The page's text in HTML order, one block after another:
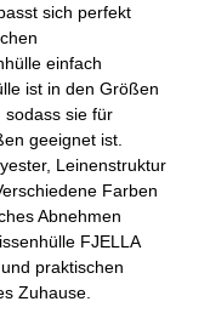
sich perfekt
einfach
ist in den Größen
sodass sie für
geeignet ist.
Leinenstruktur
Farben
Abnehmen
FJELLA
praktischen
Zuhause.